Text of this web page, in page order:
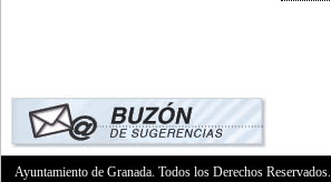
Ayuntamiento de Granada. Todos los Derechos Reservados.